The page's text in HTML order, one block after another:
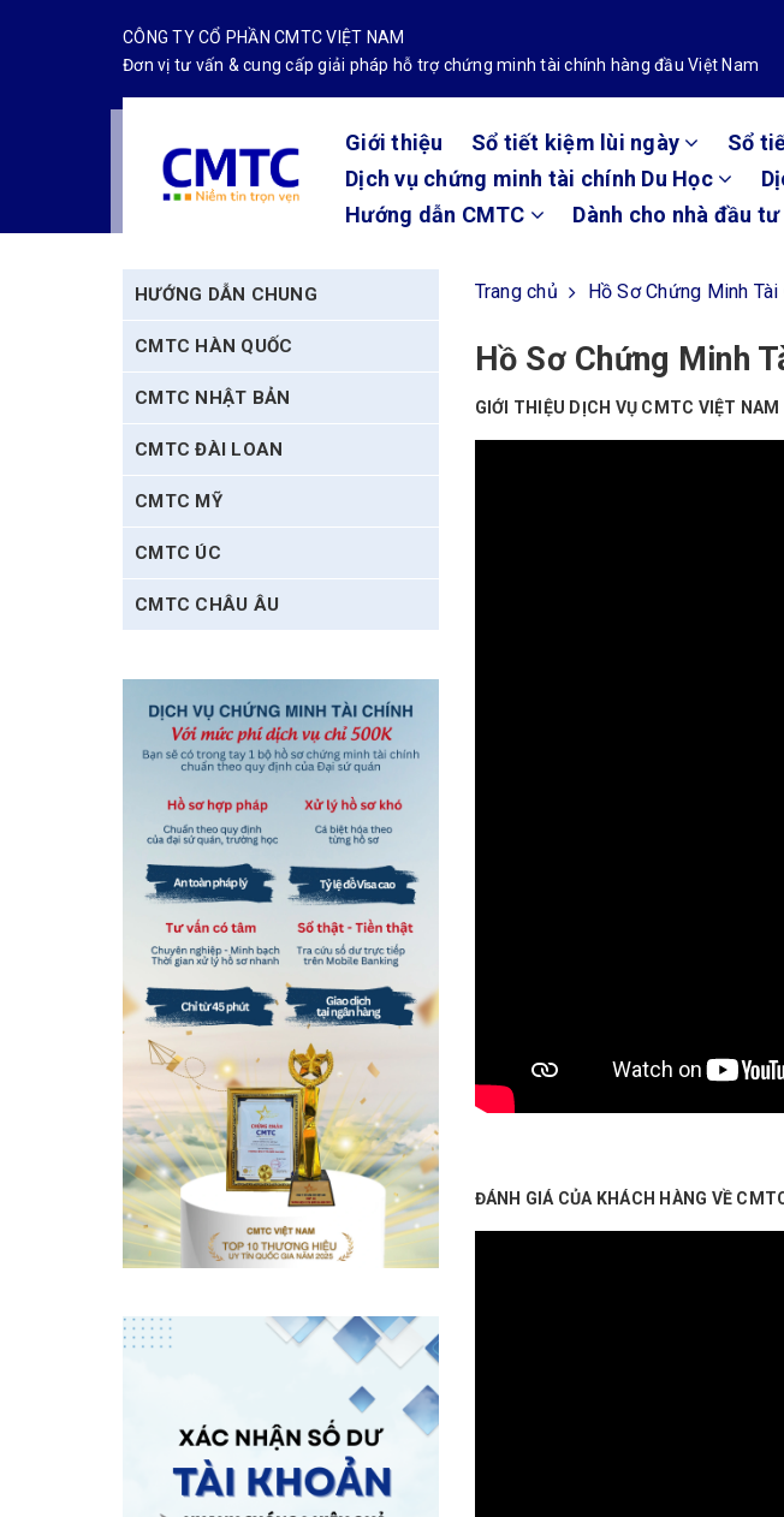
CÔNG TY CỔ PHẦN CMTC VIỆT NAM
Đơn vị tư vấn & cung cấp giải pháp hỗ trợ chứng minh tài chính hàng đầu Việt Nam
Giới thiệu Sổ tiết kiệm lùi ngày Sổ
Dịch vụ chứng minh tài chính Du Học
Hướng dẫn CMTC
Dành cho nhà đầu tư
Trang chủ Hồ Sơ Chứng Minh
Hồ Sơ Chứng Minh
GIỚI THIỆU DỊCH VỤ CMTC VIỆT NAM
ĐÁNH GIÁ CỦA KHÁCH HÀNG VỀ
HƯỚNG DẪN CHUNG
CMTC HÀN QUỐC
CMTC NHẬT BẢN
CMTC ĐÀI LOAN
CMTC MỸ
CMTC ÚC
CMTC CHÂU ÂU